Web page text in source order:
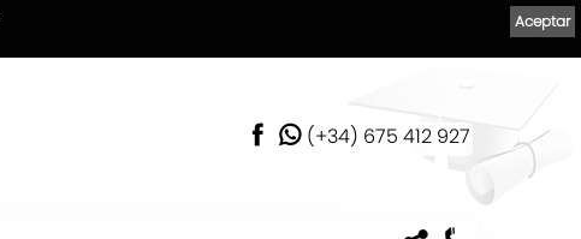
(+34) 675 412 927
Aceptar